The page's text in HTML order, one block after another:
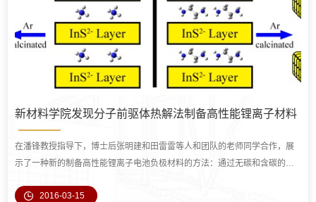
新材料学院发现分子前驱体热解法制备高性能锂离子材料
在潘锋教授指导下，博士后张明建和田雷雷等人和团队的老师同学合作，展
示了一种新的制备高性能锂离子电池负极材料的方法：通过无碳和含碳的二
2016-03-15